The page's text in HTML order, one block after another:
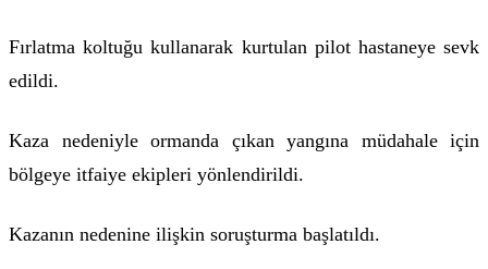
Fırlatma koltuğu kullanarak kurtulan pilot hastaneye sevk
edildi.
Kaza nedeniyle ormanda çıkan yangına müdahale için
bölgeye itfaiye ekipleri yönlendirildi.
Kazanın nedenine ilişkin soruşturma başlatıldı.